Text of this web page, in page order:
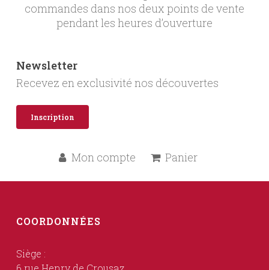
commandes dans nos deux points de vente
pendant les heures d’ouverture
Newsletter
Recevez en exclusivité nos découvertes
Inscription
Mon compte Panier
COORDONNÉES
Siège :